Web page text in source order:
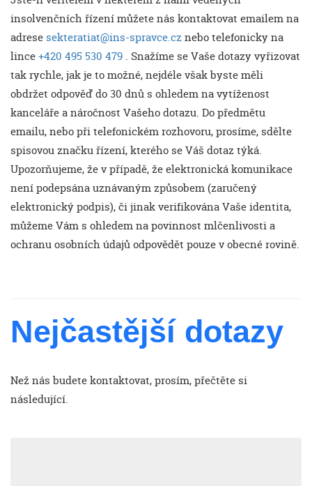
insolvenčních řízení můžete nás kontaktovat emailem na
adrese sekteratiat@ins-spravce.cz nebo telefonicky na
lince+420 495 530 479 . Snažíme se Vaše dotazy vyřizovat
tak rychle, jak je to možné, nejdéle však byste měli
obdržet odpověď do 30 dnů s ohledem na vytíženost
kanceláře a náročnost Vašeho dotazu. Do předmětu
emailu, nebo při telefonickém rozhovoru, prosíme, sdělte
spisovou značku řízení, kterého se Váš dotaz týká.
Upozorňujeme, že v případě, že elektronická komunikace
není podepsána uznávaným způsobem (zaručený
elektronický podpis), či jinak verifikována Vaše identita,
můžeme Vám s ohledem na povinnost mlčenlivosti a
ochranu osobních údajů odpovědět pouze v obecné rovině.
Nejčastější dotazy
Než nás budete kontaktovat, prosím, přečtěte si
následující.